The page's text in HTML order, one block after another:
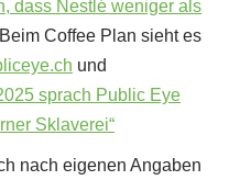
dass Nestlé weniger als
Beim Coffee Plan sieht es
und
sprach Public Eye
Sklaverei“
nach eigenen Angaben